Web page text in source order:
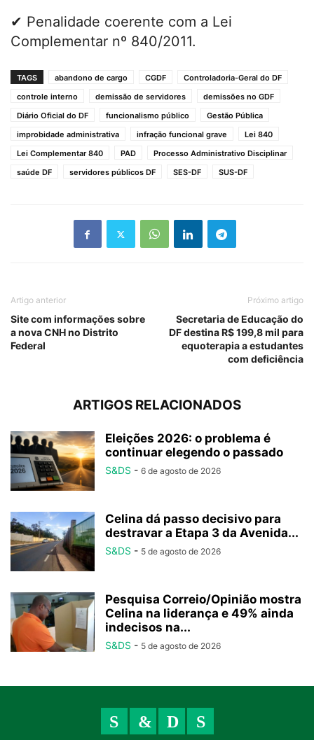
✔ Penalidade coerente com a Lei
Complementar nº 840/2011.
TAGS abandono de cargo CGDF
Controladoria-Geral do DF
controle interno
demissão de servidores
demissões no GDF
Diário Oficial do DF
funcionalismo público
Gestão Pública
improbidade administrativa
infração funcional grave
Lei 840
Lei Complementar 840
PAD
Processo Administrativo Disciplinar
saúde DF
servidores públicos DF SES-DF SUS-DF
Artigo anterior
Site com informações sobre
a nova CNH no Distrito
Federal
Próximo artigo
Secretaria de Educação do
DF destina R$ 199,8 mil para
equoterapia a estudantes
com deficiência
ARTIGOS RELACIONADOS
Eleições 2026: o problema é
continuar elegendo o passado
S&DS - 6 de agosto de 2026
Celina dá passo decisivo para
destravar a Etapa 3 da Avenida...
S&DS - 5 de agosto de 2026
Pesquisa Correio/Opinião mostra
Celina na liderança e 49% ainda
indecisos na...
S&DS - 5 de agosto de 2026